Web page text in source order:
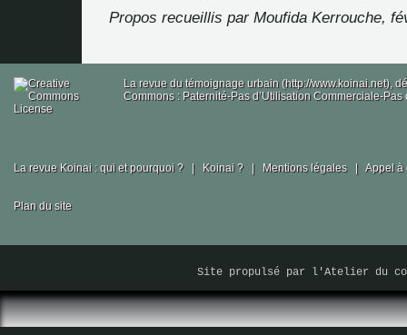
Propos recueillis par Moufida Kerrouche,
La revue du témoignage urbain (http://www.koinai.net),
Commons : Paternité-Pas d’Utilisation Commerciale-
La revue Koinai : qui et pourquoi ? | Koinai ? | Mentions légales | Appel à
Plan du site
Site propulsé par l'Atelier du